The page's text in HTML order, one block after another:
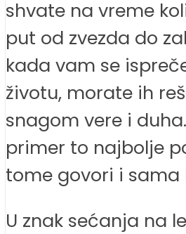
shvate na vreme
put od zvezda do
kada vam se
životu, morate ih
snagom vere i
primer to najbolje
tome govori i sama
U znak sećanja na